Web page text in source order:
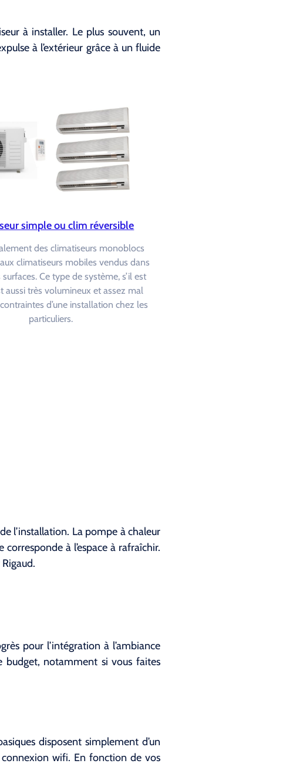
à installer. Le plus souvent, un
à l’extérieur grâce à un fluide
simple ou clim réversible
des climatiseurs monoblocs
climatiseurs mobiles vendus dans
Ce type de système, s’il est
aussi très volumineux et assez mal
d’une installation chez les
particuliers.
l’installation. La pompe à chaleur
à l’espace à rafraîchir.
pour l’intégration à l’ambiance
budget, notamment si vous faites
disposent simplement d’un
wifi. En fonction de vos